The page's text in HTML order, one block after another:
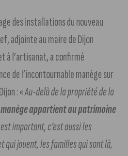
des installations du nouveau
adjointe au maire de Dijon
à l’artisanat, a confirmé
de l’incontournable manège sur
: «Au-delà de la propriété de la
appartient au patrimoine
important, c’est aussi les
qui jouent, les familles qui sont là,